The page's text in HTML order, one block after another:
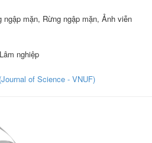
ngập mặn, Rừng ngập mặn, Ảnh viễn
nghiệp
of Science - VNUF)